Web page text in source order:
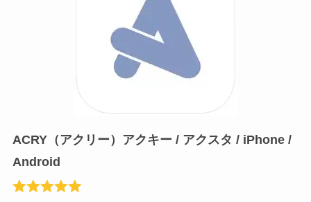
ACRY（アクリー）アクキー / アクスタ / iPhone /
Android